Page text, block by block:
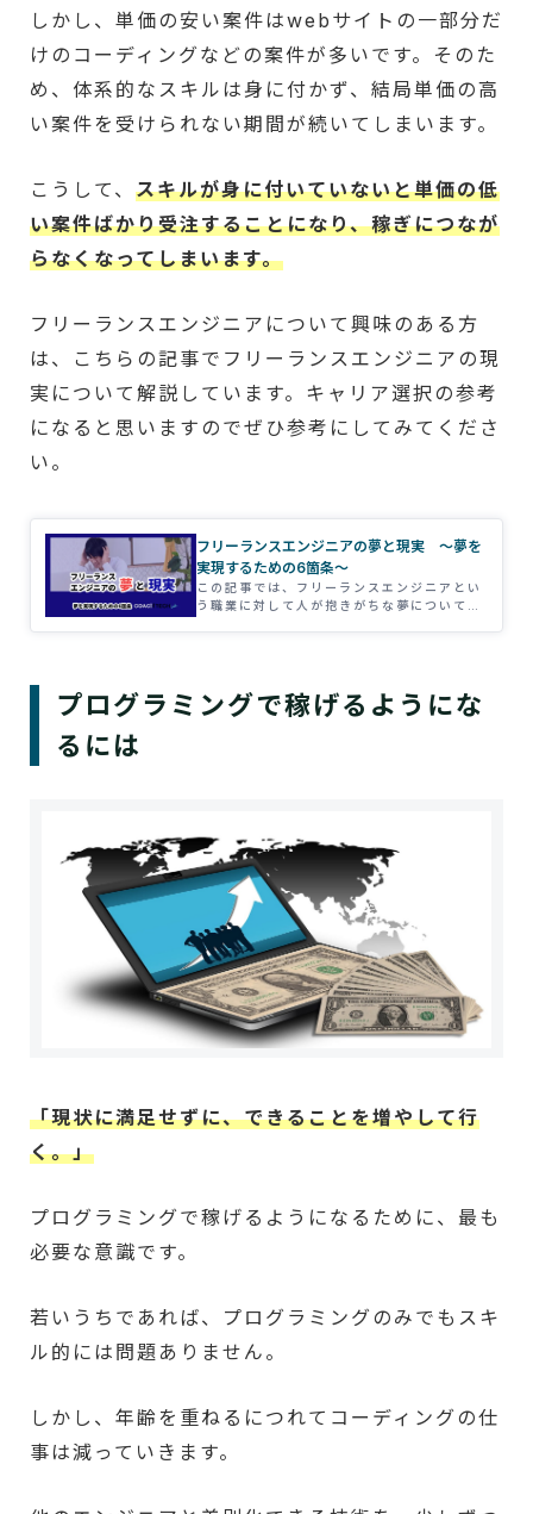
しかし、単価の安い案件はwebサイトの一部分だ
けのコーディングなどの案件が多いです。そのた
め、体系的なスキルは身に付かず、結局単価の高
い案件を受けられない期間が続いてしまいます。
こうして、 スキルが身に付いていないと単価の低
い案件ばかり受注することになり、稼ぎにつなが
らなくなってしまいます。
フリーランスエンジニアについて興味のある方
は、こちらの記事でフリーランスエンジニアの現
実について解説しています。キャリア選択の参考
になると思いますのでぜひ参考にしてみてくださ
い。
フリーランスエンジニアの夢と現実 ～夢を
実現するための6箇条～
この記事では、フリーランスエンジニアとい
う職業に対して人が抱きがちな夢について述
プログラミングで稼げるようにな
るには
「現状に満足せずに、できることを増やして行
く。」
プログラミングで稼げるようになるために、最も
必要な意識です。
若いうちであれば、プログラミングのみでもスキ
ル的には問題ありません。
しかし、年齢を重ねるにつれてコーディングの仕
事は減っていきます。